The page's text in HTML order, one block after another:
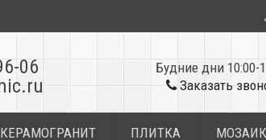
06
Будние дни 10:00-
Заказать
КЕРАМОГРАНИТ ПЛИТКА